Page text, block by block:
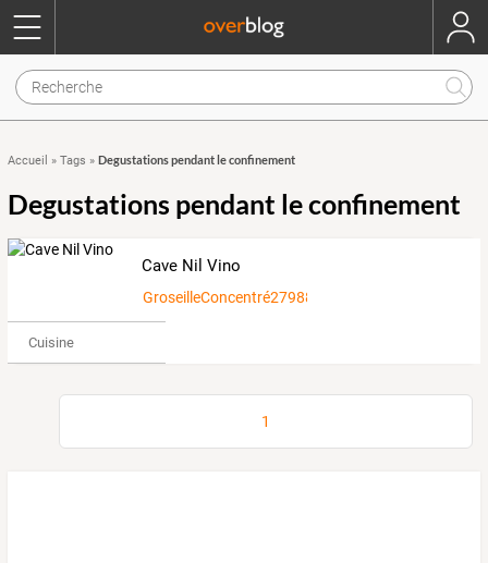
Accueil » Tags » Degustations pendant le confinement
Degustations pendant le confinement
Cave Nil Vino
GroseilleConcentré2798889
Cuisine
1